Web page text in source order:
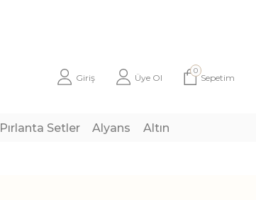
Giriş Üye Ol
0
Sepetim
Pırlanta Setler Alyans Altın